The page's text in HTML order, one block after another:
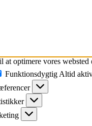
at optimere vores websted
Funktionsdygtig Altid